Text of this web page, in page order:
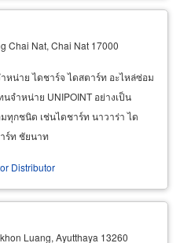
Chai Nat, Chai Nat 17000
หน่าย ไดชาร์จ ไดสตาร์ท อะไหล่ซ่อม
จำหน่าย UNIPOINT อย่างเป็น
ทุกชนิด เช่นไดชาร์ท นาวาร่า ได
ร์ท ชัยนาท
Distributor
Luang, Ayutthaya 13260